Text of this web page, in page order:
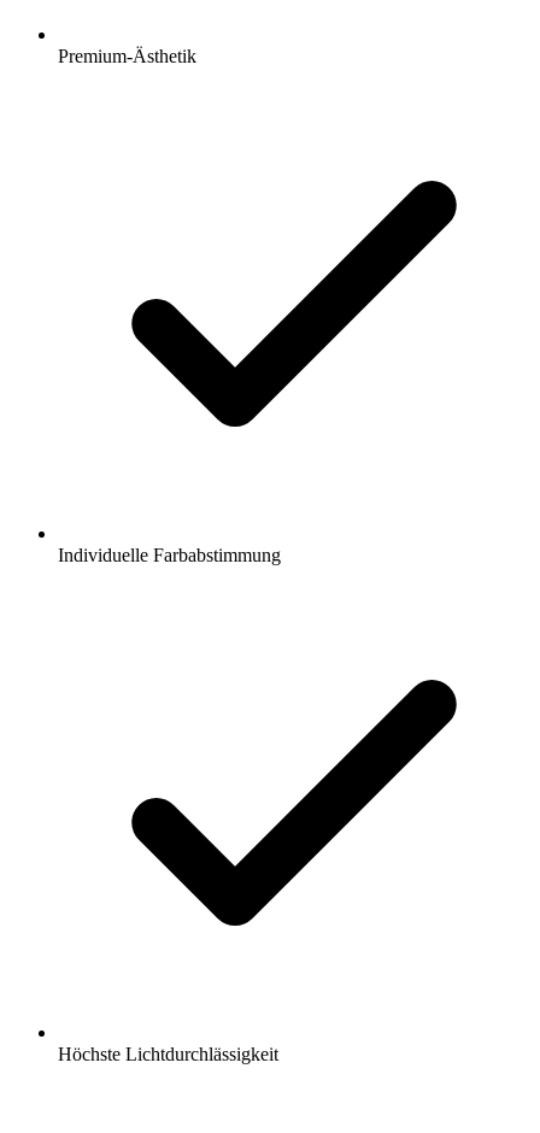
Premium-Ästhetik
Individuelle Farbabstimmung
Höchste Lichtdurchlässigkeit